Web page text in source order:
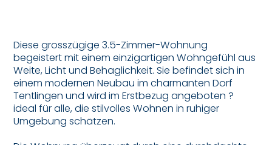
Diese grosszügige 3.5-Zimmer-Wohnung
begeistert mit einem einzigartigen Wohngefühl aus
Weite, Licht und Behaglichkeit. Sie befindet sich in
einem modernen Neubau im charmanten Dorf
Tentlingen und wird im Erstbezug angeboten ?
ideal für alle, die stilvolles Wohnen in ruhiger
Umgebung schätzen.